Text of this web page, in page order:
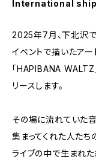
International
2025年7月、下北沢
イベントで描いたアー
「HAPIBANA WALTZ
リースします。
その場に流れていた音
集まってくれた人たち
ライブの中で生まれた